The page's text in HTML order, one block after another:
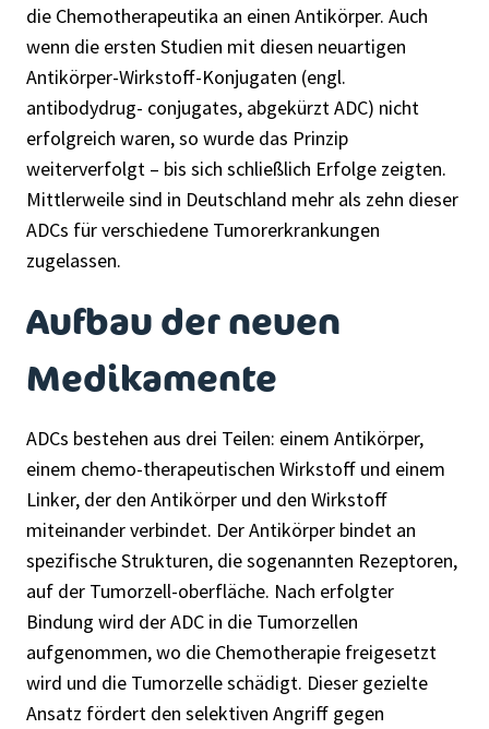
die Chemotherapeutika an einen Antikörper. Auch
wenn die ersten Studien mit diesen neuartigen
Antikörper-Wirkstoff-Konjugaten (engl.
antibodydrug- conjugates, abgekürzt ADC) nicht
erfolgreich waren, so wurde das Prinzip
weiterverfolgt – bis sich schließlich Erfolge zeigten.
Mittlerweile sind in Deutschland mehr als zehn dieser
ADCs für verschiedene Tumorerkrankungen
zugelassen.
Aufbau der neuen
Medikamente
ADCs bestehen aus drei Teilen: einem Antikörper,
einem chemo-therapeutischen Wirkstoff und einem
Linker, der den Antikörper und den Wirkstoff
miteinander verbindet. Der Antikörper bindet an
spezifische Strukturen, die sogenannten Rezeptoren,
auf der Tumorzell-oberfläche. Nach erfolgter
Bindung wird der ADC in die Tumorzellen
aufgenommen, wo die Chemotherapie freigesetzt
wird und die Tumorzelle schädigt. Dieser gezielte
Ansatz fördert den selektiven Angriff gegen